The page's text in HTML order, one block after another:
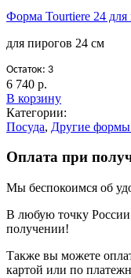
Форма Tourtiere 24 для
для пирогов 24 см
Остаток: 3
6 740 р.
В корзину
Категории:
Посуда, Другие
Оплата при
Мы беспокоимся об
В любую точку России
получении!
Также вы можете
картой или по